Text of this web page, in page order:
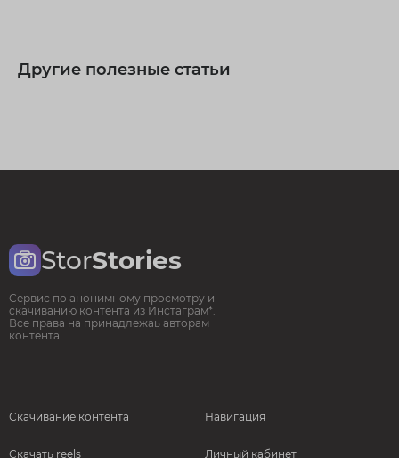
Другие полезные статьи
StorStories
Сервис по анонимному просмотру и
скачиванию контента из Инстаграм*.
Все права на принадлежаь авторам
контента.
Скачивание контента
Скачать reels
Навигация
Личный кабинет